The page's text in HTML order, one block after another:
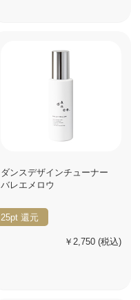
ダンスデザインチューナー
バレエメロウ
25pt 還元
￥2,750 (税込)